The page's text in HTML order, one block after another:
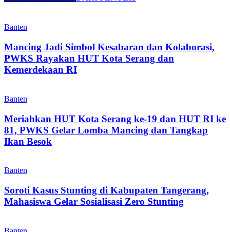
Banten
Mancing Jadi Simbol Kesabaran dan Kolaborasi,
PWKS Rayakan HUT Kota Serang dan
Kemerdekaan RI
Banten
Meriahkan HUT Kota Serang ke-19 dan HUT RI ke
81, PWKS Gelar Lomba Mancing dan Tangkap
Ikan Besok
Banten
Soroti Kasus Stunting di Kabupaten Tangerang,
Mahasiswa Gelar Sosialisasi Zero Stunting